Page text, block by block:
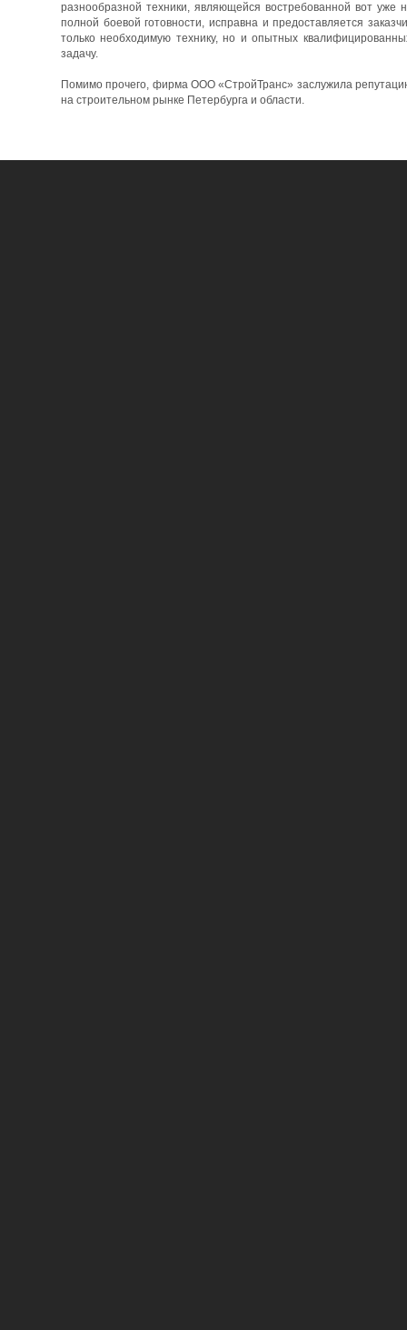
разнообразной техники, являющейся востребованной вот уже
полной боевой готовности, исправна и предоставляется
только необходимую технику, но и опытных
задачу.
Помимо прочего, фирма ООО «СтройТранс» заслужила
на строительном рынке Петербурга и области.